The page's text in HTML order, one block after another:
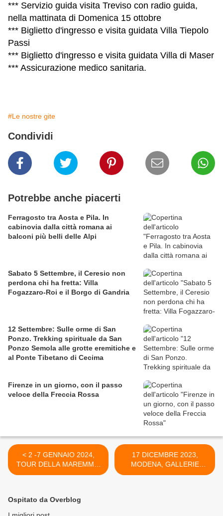
*** Servizio guida visita Treviso con radio guida,
nella mattinata di Domenica 15 ottobre
*** Biglietto d'ingresso e visita guidata Villa Tiepolo
Passi
*** Biglietto d'ingresso e visita guidata Villa di Maser
*** Assicurazione medico sanitaria.
#Le nostre gite
Condividi
Potrebbe anche piacerti
Ferragosto tra Aosta e Pila. In
cabinovia dalla città romana ai
balconi più belli delle Alpi
Sabato 5 Settembre, il Ceresio non
perdona chi ha fretta: Villa
Fogazzaro-Roi e il Borgo di Gandria
12 Settembre: Sulle orme di San
Ponzo. Trekking spirituale da San
Ponzo Semola alle grotte eremitiche e
al Ponte Tibetano di Cecima
Firenze in un giorno, con il passo
veloce della Freccia Rossa
< 2 -7 GENNAIO 2024,
TOUR DELLA MAREMMA:
PRESENTAZIONE HOTEL
17 DICEMBRE 2023,
MODENA, GALLERIE
ESTENSI: TER
Ospitato da Overblog